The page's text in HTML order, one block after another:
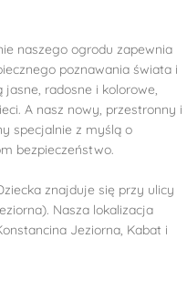
naszego ogrodu zapewnia
poznawania świata i
radosne i kolorowe,
A nasz nowy, przestronny i
specjalnie z myślą o
bezpieczeństwo.
znajduje się przy ulicy
Nasza lokalizacja
Jeziorna, Kabat i